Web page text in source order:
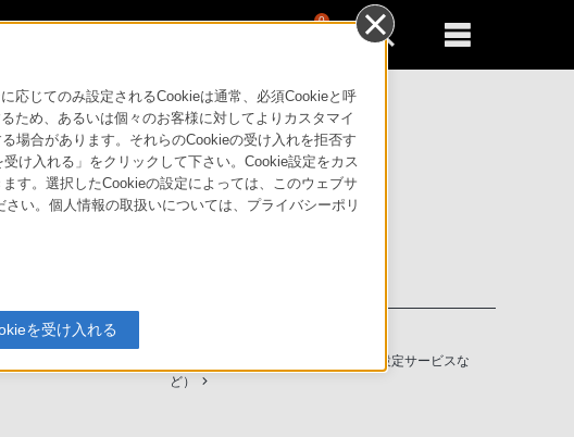
0
（長期保証、下取サービス、設置・設定サービスな
ど）
応じてのみ設定されるCookieは通常、必須Cookieと呼
ため、あるいは個々のお客様に対してよりカスタマイ
場合があります。それらのCookieの受け入れを拒否す
け入れる」をクリックして下さい。Cookie設定をカス
す。選択したCookieの設定によっては、このウェブサ
い。個人情報の取扱いについては、プライバシーポリ
を受け入れる